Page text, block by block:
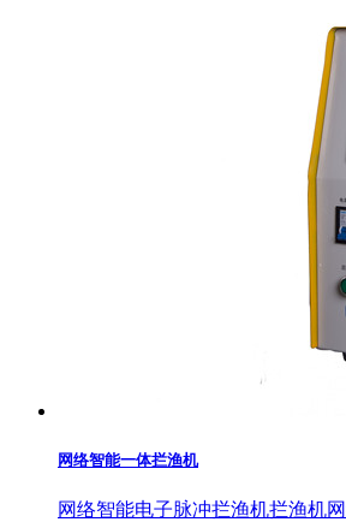
网络智能一体拦渔机
网络智能电子脉冲拦渔机拦渔机